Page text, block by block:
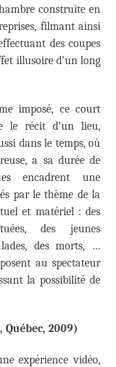
construite en
filmant ainsi
des coupes
illusoire d’un long
imposé, ce court
le récit d’un lieu,
dans le temps, où
a sa durée de
encadrent une
par le thème de la
et matériel : des
des jeunes
des morts, …
au spectateur
la possibilité de
2009)
expérience vidéo,